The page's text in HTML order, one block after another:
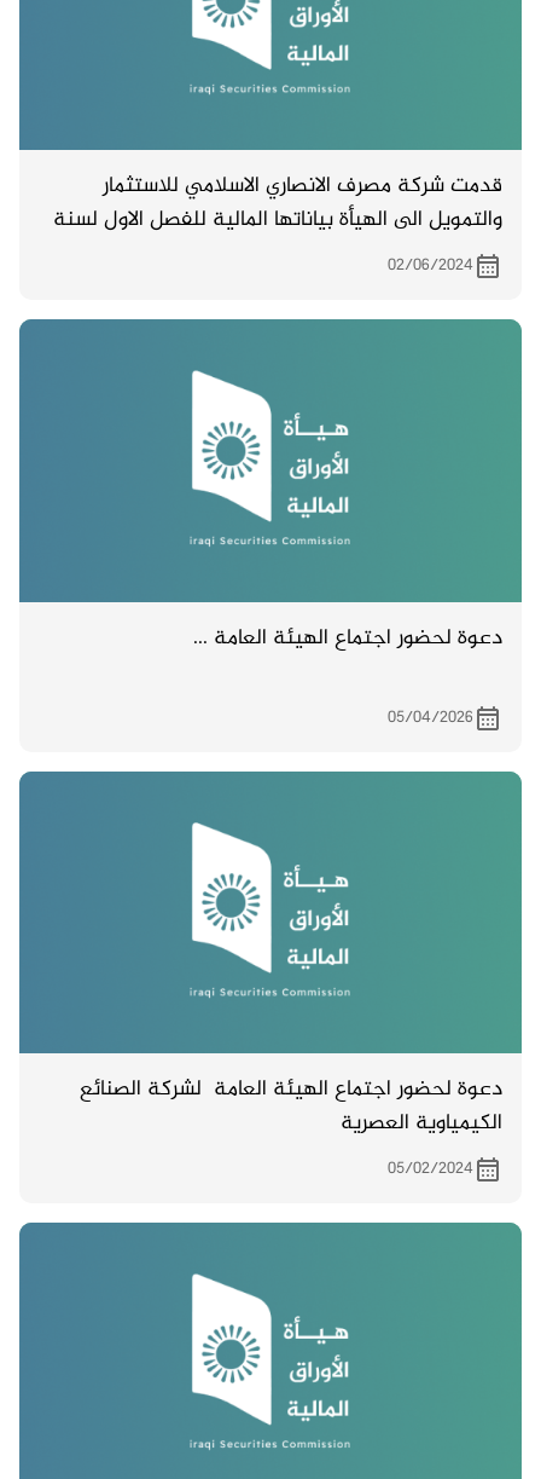
قدمت شركة مصرف الانصاري الاسلامي للاستثمار
والتمويل الى الهيأة بياناتها المالية للفصل الاول لسنة
2024 .
02/06/2024
دعوة لحضور اجتماع الهيئة العامة ...
05/04/2026
دعوة لحضور اجتماع الهيئة العامة لشركة الصنائع
الكيمياوية العصرية
05/02/2024